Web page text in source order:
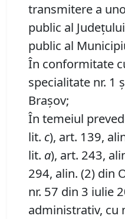
transmitere a
public al
public al
În conformitate
specialitate nr. 1
Brașov;
În temeiul
lit. c), art. 139,
lit. a), art. 243,
294, alin. (2) din
nr. 57 din 3 iulie
administrativ, cu